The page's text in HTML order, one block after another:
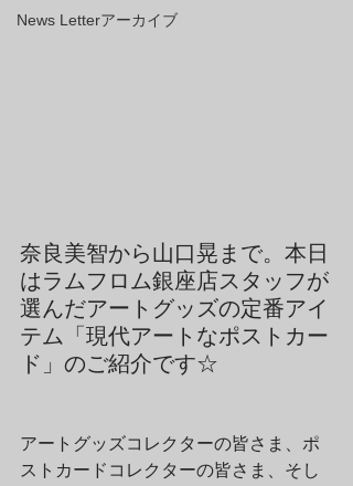
News Letterアーカイブ
奈良美智から山口晃まで。本日
はラムフロム銀座店スタッフが
選んだアートグッズの定番アイ
テム「現代アートなポストカー
ド」のご紹介です☆
アートグッズコレクターの皆さま、ポ
ストカードコレクターの皆さま、そし